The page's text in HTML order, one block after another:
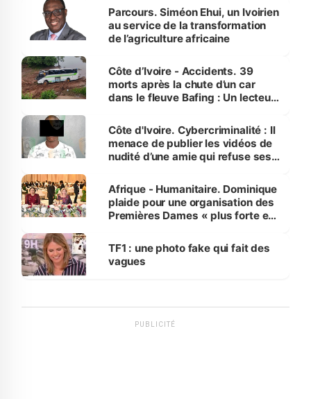
Parcours. Siméon Ehui, un Ivoirien
au service de la transformation
de l’agriculture africaine
Côte d’Ivoire - Accidents. 39
morts après la chute d’un car
dans le fleuve Bafing : Un lecteur
des Transports
Côte d'Ivoire. Cybercriminalité : Il
menace de publier les vidéos de
nudité d’une amie qui refuse ses
Afrique - Humanitaire. Dominique
plaide pour une organisation des
Premières Dames « plus forte et
sur la scène internationale »
TF1 : une photo fake qui fait des
vagues
PUBLICITÉ